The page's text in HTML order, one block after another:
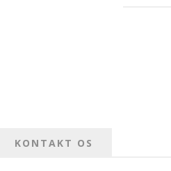
KONTAKT OS